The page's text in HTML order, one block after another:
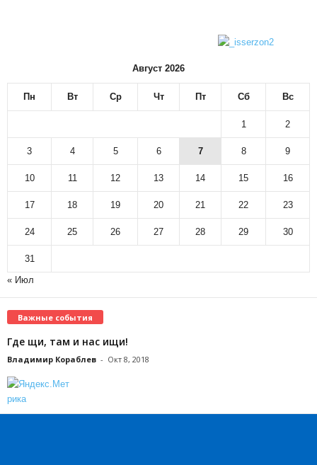
Август 2026
Пн Вт Ср Чт Пт Сб Вс
1 2
3 4 5 6 7 8 9
10 11 12 13 14 15 16
17 18 19 20 21 22 23
24 25 26 27 28 29 30
31
« Июл
Важные события
Где щи, там и нас ищи!
Владимир Кораблев - Окт 8, 2018